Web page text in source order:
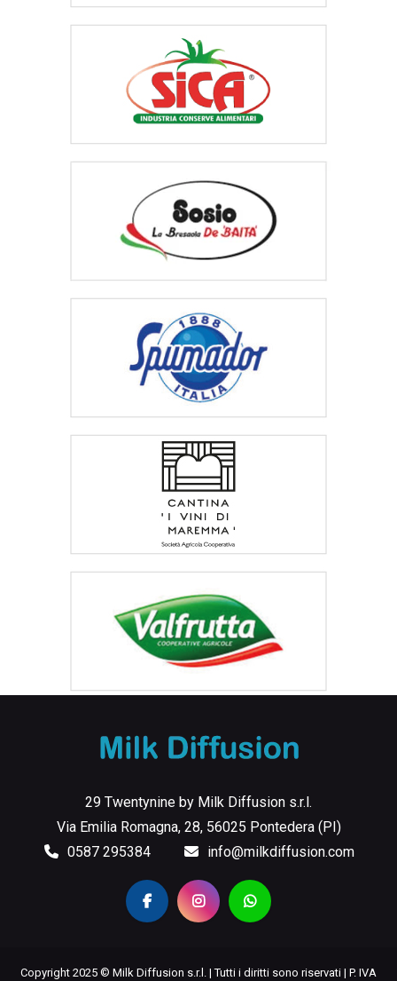
29 Twentynine by Milk Diffusion s.r.l.
Via Emilia Romagna, 28, 56025 Pontedera (PI)
0587 295384
info@milkdiffusion.com
Copyright 2025 © Milk Diffusion s.r.l. | Tutti i diritti sono riservati | P. IVA